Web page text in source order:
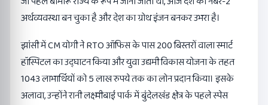
अर्थव्यवस्था बन चुका है और देश का ग्रोथ इंजन बनकर उभरा है।
झांसी में CM योगी ने RTO ऑफिस के पास 200 बिस्तरों वाला स्मार्ट
हॉस्पिटल का उद्घाटन किया और युवा उद्यमी विकास योजना के तहत
1043 लाभार्थियों को 5 लाख रुपये तक का लोन प्रदान किया। इसके
अलावा, उन्होंने रानी लक्ष्मीबाई पार्क में बुंदेलखंड क्षेत्र के पहले स्पेस